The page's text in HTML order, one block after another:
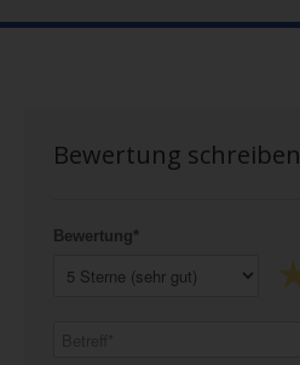
Bewertung schreiben
Bewertung*